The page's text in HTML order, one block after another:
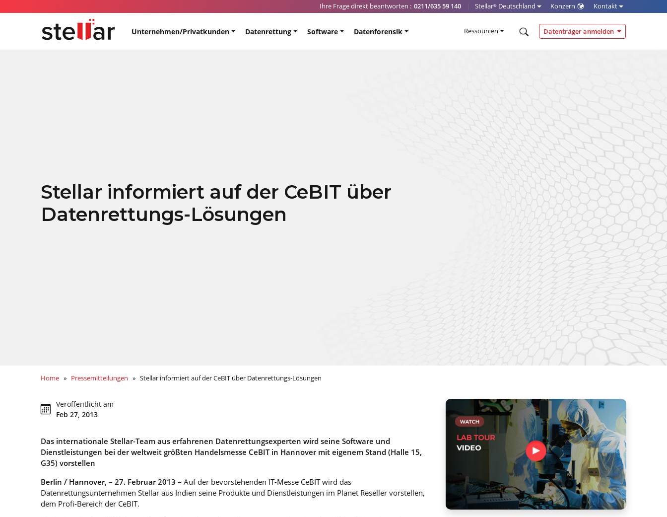
Ihre Frage direkt beantworten : 0211/635 59 140 | Stellar®Deutschland Konzern Kontakt
Unternehmen/Privatkunden Datenrettung Software Datenforensik Ressourcen Datenträger anmelden
Stellar informiert auf der CeBIT über
Datenrettungs-Lösungen
Home » Pressemitteilungen » Stellar informiert auf der CeBIT über Datenrettungs-Lösungen
Veröffentlicht am
Feb 27, 2013
Das internationale Stellar-Team aus erfahrenen Datenrettungsexperten wird seine Software und
Dienstleistungen bei der weltweit größten Handelsmesse CeBIT in Hannover mit eigenem Stand (Halle 15,
G35) vorstellen
Berlin / Hannover, – 27. Februar 2013 – Auf der bevorstehenden IT-Messe CeBIT wird das
Datenrettungsunternehmen Stellar aus Indien seine Produkte und Dienstleistungen im Planet Reseller vorstellen,
dem Profi-Bereich der CeBIT.